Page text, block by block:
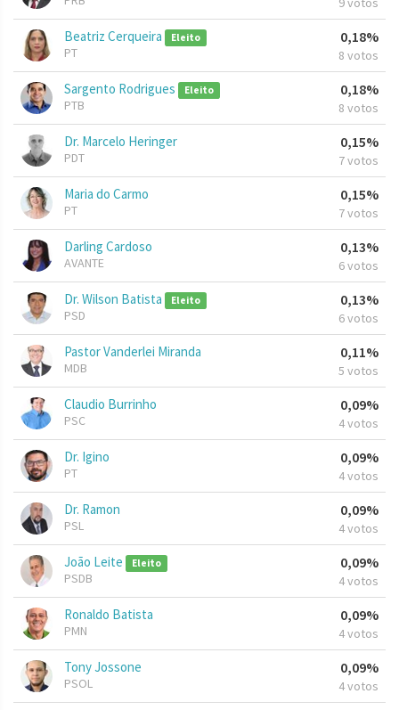
Beatriz Cerqueira Eleito
PT
0,18%
8 votos
Sargento Rodrigues Eleito
PTB
0,18%
8 votos
Dr. Marcelo Heringer
PDT
0,15%
7 votos
Maria do Carmo
PT
0,15%
7 votos
Darling Cardoso
AVANTE
0,13%
6 votos
Dr. Wilson Batista Eleito
PSD
0,13%
6 votos
Pastor Vanderlei Miranda
MDB
0,11%
5 votos
Claudio Burrinho
PSC
0,09%
4 votos
Dr. Igino
PT
0,09%
4 votos
Dr. Ramon
PSL
0,09%
4 votos
João Leite Eleito
PSDB
0,09%
4 votos
Ronaldo Batista
PMN
0,09%
4 votos
Tony Jossone
PSOL
0,09%
4 votos